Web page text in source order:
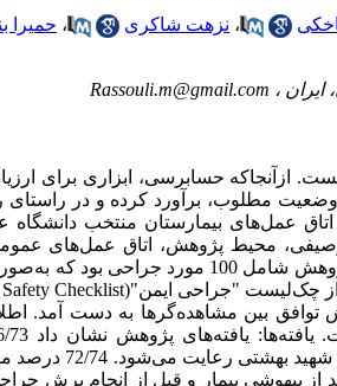
، نزهت شاکری ، حمیرا
، Rassouli.m@gmail.com
ازآنجاکه حسابرسی، ابزاری برای
مطلوب، برآورد کرده و در راستای
عمل‌های بیمارستان منتخب دانشگاه
مطالعه توصیفی، محیط پژوهش، اتاق عمل‌های
بیمارستان منتخب دانشگاه علوم پزشکی شهید بهشتی بود. نمونه‌های
توافق بین مشاهده‌گرها به دست آمد.
جراحی ایمن در اتاق عمل‌های